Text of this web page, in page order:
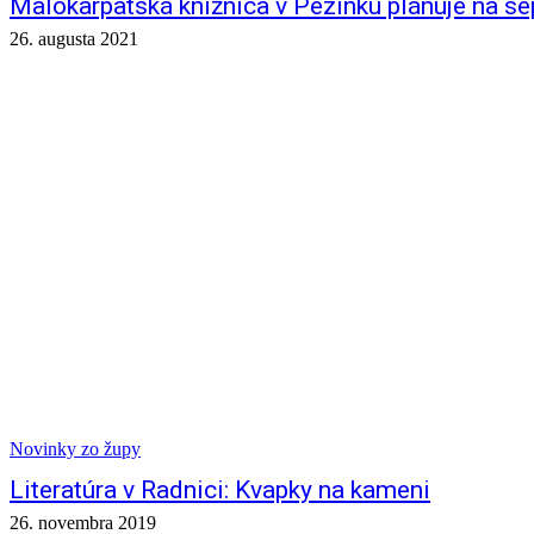
Malokarpatská knižnica v Pezinku plánuje na
26. augusta 2021
Novinky zo župy
Literatúra v Radnici: Kvapky na kameni
26. novembra 2019